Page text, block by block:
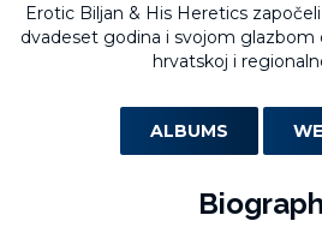
Erotic Biljan & His Heretics
dvadeset godina i svojom glazbom
hrvatskoj i
ALBUMS